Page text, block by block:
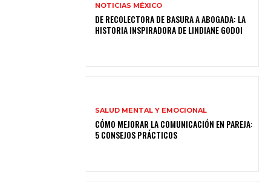
NOTICIAS MÉXICO
DE RECOLECTORA DE BASURA A ABOGADA: LA
HISTORIA INSPIRADORA DE LINDIANE GODOI
SALUD MENTAL Y EMOCIONAL
CÓMO MEJORAR LA COMUNICACIÓN EN PAREJA:
5 CONSEJOS PRÁCTICOS